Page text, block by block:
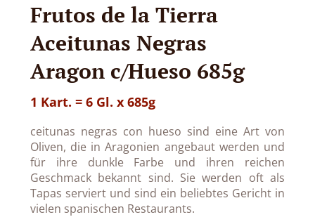
Frutos de la Tierra
Aceitunas Negras
Aragon c/Hueso 685g
1 Kart. = 6 Gl. x 685g
ceitunas negras con hueso sind eine Art von
Oliven, die in Aragonien angebaut werden und
für ihre dunkle Farbe und ihren reichen
Geschmack bekannt sind. Sie werden oft als
Tapas serviert und sind ein beliebtes Gericht in
vielen spanischen Restaurants.